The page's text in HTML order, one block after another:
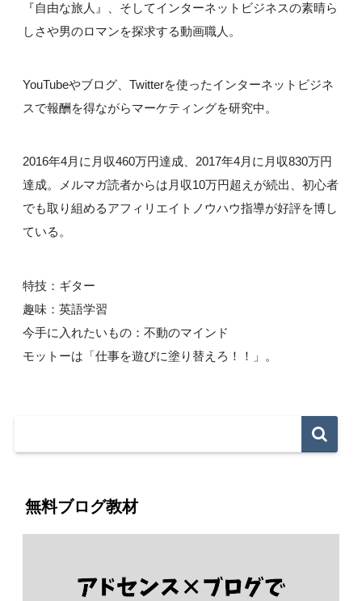
『自由な旅人』、そしてインターネットビジネスの素晴ら
しさや男のロマンを探求する動画職人。
YouTubeやブログ、Twitterを使ったインターネットビジネ
スで報酬を得ながらマーケティングを研究中。
2016年4月に月収460万円達成、2017年4月に月収830万円
達成。メルマガ読者からは月収10万円超えが続出、初心者
でも取り組めるアフィリエイトノウハウ指導が好評を博し
ている。
特技：ギター
趣味：英語学習
今手に入れたいもの：不動のマインド
モットーは「仕事を遊びに塗り替えろ！！」。
無料ブログ教材